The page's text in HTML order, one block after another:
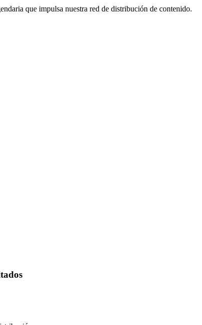
que impulsa nuestra red de distribución de contenido.